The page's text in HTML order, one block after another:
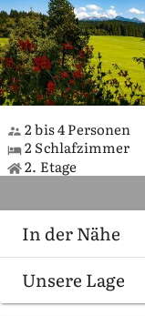
2 bis 4 Personen
2 Schlafzimmer
2. Etage
In der Nähe
Unsere Lage